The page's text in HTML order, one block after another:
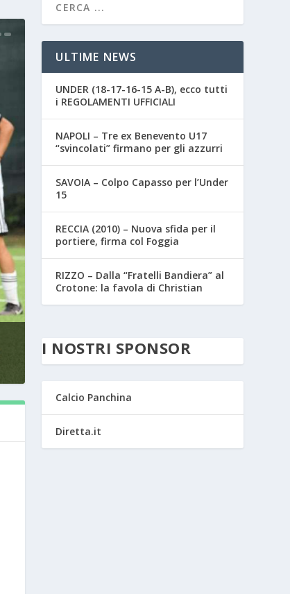
ULTIME NEWS
UNDER (18-17-16-15 A-B), ecco tutti
i REGOLAMENTI UFFICIALI
NAPOLI – Tre ex Benevento U17
“svincolati” firmano per gli azzurri
SAVOIA – Colpo Capasso per l’Under
15
RECCIA (2010) – Nuova sfida per il
portiere, firma col Foggia
RIZZO – Dalla “Fratelli Bandiera” al
Crotone: la favola di Christian
I NOSTRI SPONSOR
Calcio Panchina
Diretta.it